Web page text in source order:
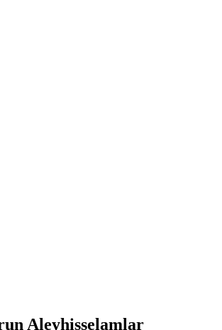
Aleyhisselamlar